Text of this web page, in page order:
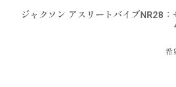
ジャクソン アスリートバイブNR28
希